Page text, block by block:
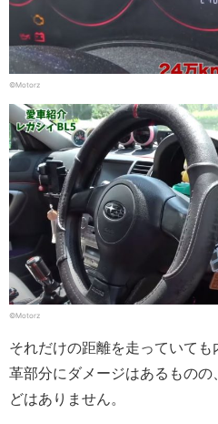
©Motorz
©Motorz
それだけの距離を走っていて
革部分にダメージはあるもの
どはありません。